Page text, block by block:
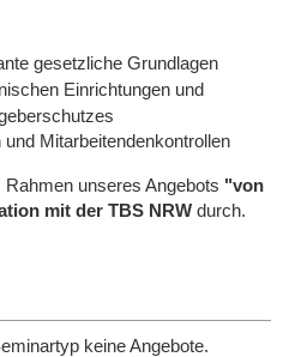
gesetzliche Grundlagen
Einrichtungen und
Mitarbeitendenkontrollen
unseres Angebots "von
mit der TBS NRW durch.
keine Angebote.